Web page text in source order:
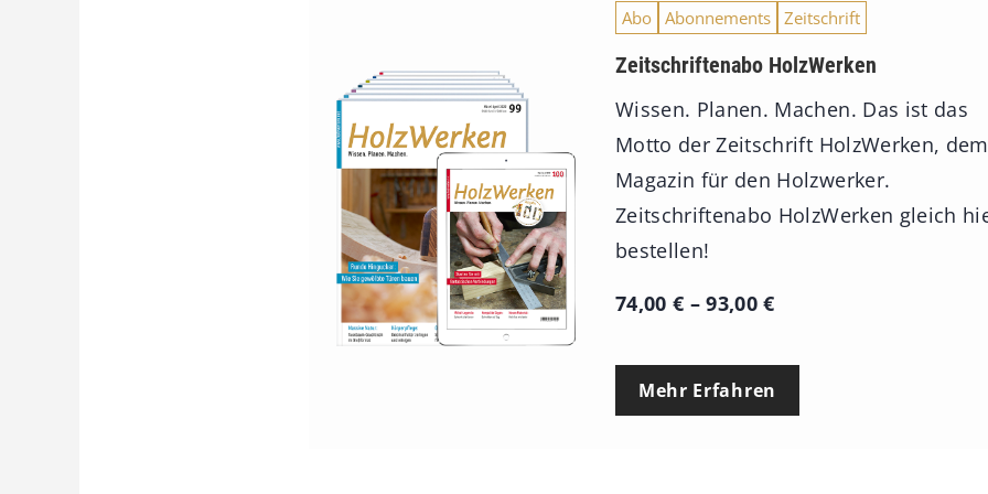
Abo Abonnements Zeitschrift
Zeitschriftenabo HolzWerken
Wissen. Planen. Machen. Das ist das
Motto der Zeitschrift HolzWerken, dem
Magazin für den Holzwerker.
Zeitschriftenabo HolzWerken gleich
bestellen!
74,00 € –93,00€P
e
Mehr Erfahren